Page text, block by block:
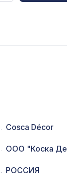
Cosca Décor
ООО "Коска
РОССИЯ